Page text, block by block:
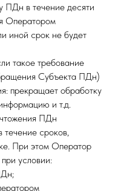
ПДн в течение десяти
Оператором
иной срок не будет
такое требование
Субъекта ПДн)
прекращает обработку
и т.д.
ПДн
сроков,
При этом Оператор
условии: